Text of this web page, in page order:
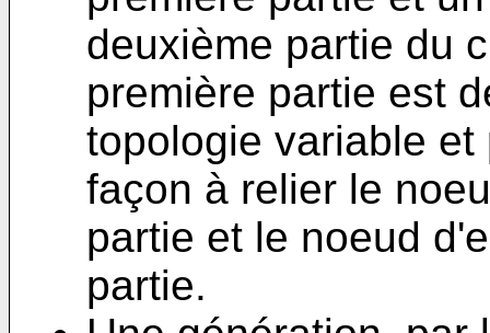
deuxième partie du
première partie est
topologie variable
façon à relier le
partie et le noeud
partie.